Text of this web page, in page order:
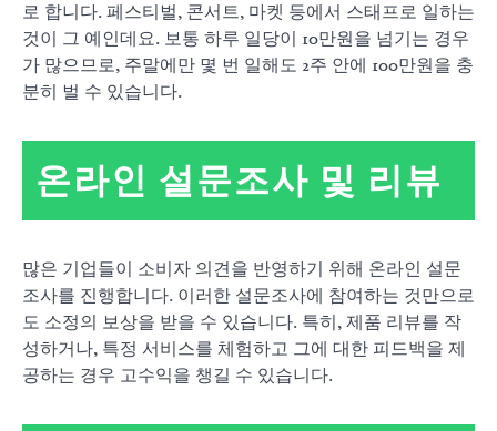
로 합니다. 페스티벌, 콘서트, 마켓 등에서 스태프로 일하는
것이 그 예인데요. 보통 하루 일당이 10만원을 넘기는 경우
가 많으므로, 주말에만 몇 번 일해도 2주 안에 100만원을 충
분히 벌 수 있습니다.
온라인 설문조사 및 리뷰
많은 기업들이 소비자 의견을 반영하기 위해 온라인 설문
조사를 진행합니다. 이러한 설문조사에 참여하는 것만으로
도 소정의 보상을 받을 수 있습니다. 특히, 제품 리뷰를 작
성하거나, 특정 서비스를 체험하고 그에 대한 피드백을 제
공하는 경우 고수익을 챙길 수 있습니다.